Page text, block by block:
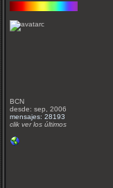
BCN
desde: sep, 2006
mensajes: 28193
clik ver los últimos